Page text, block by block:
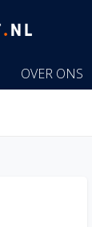
OVER ONS